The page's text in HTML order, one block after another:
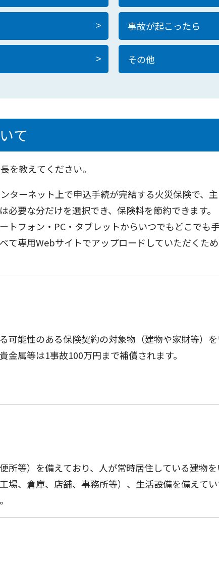
> 事故が起こったら
> その他
て
を教えてください。
ターネット上で申込手続が完結する火災保険で、
要な分だけを選択でき、保険料を節約できます。
フォン・PC・タブレットからいつでもどこでも手
専用Webサイトでアップロードしていただくため
可能性のある保険契約の対象物（建物や家財等）を
金属等は1事故100万円まで補償されます。
所等）を備えており、人が常時居住している建物を
場、倉庫、店舗、事務所等）、生活設備を備えて